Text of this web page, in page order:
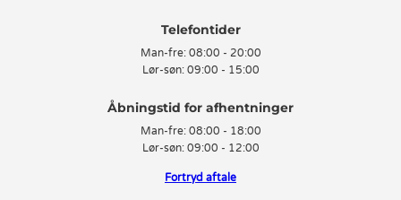
Telefontider
Man-fre: 08:00 - 20:00
Lør-søn: 09:00 - 15:00
Man-fre: 08:00 - 18:00
Lør-søn: 09:00 - 12:00
Fortryd aftale